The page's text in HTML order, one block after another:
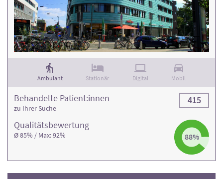
Ambulant Stationär Digital Mobil
Qualitäts­bewertung
Ø 85% / Max: 92% 88%
Behandelte Patient:innen
zu Ihrer Suche
415